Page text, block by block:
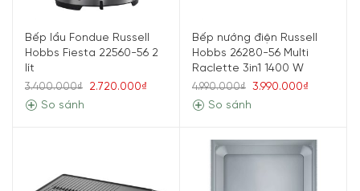
Bếp lẩu Fondue Russell
Hobbs Fiesta 22560-56 2
lít
3.400.000₫
2.720.000₫
So sánh
Bếp nướng điện Russell
Hobbs 26280-56 Multi
Raclette 3in1 1400 W
4.990.000₫
3.990.000₫
So sánh